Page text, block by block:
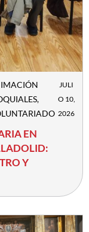
,
JULI
O 10,
2026
EN
Y